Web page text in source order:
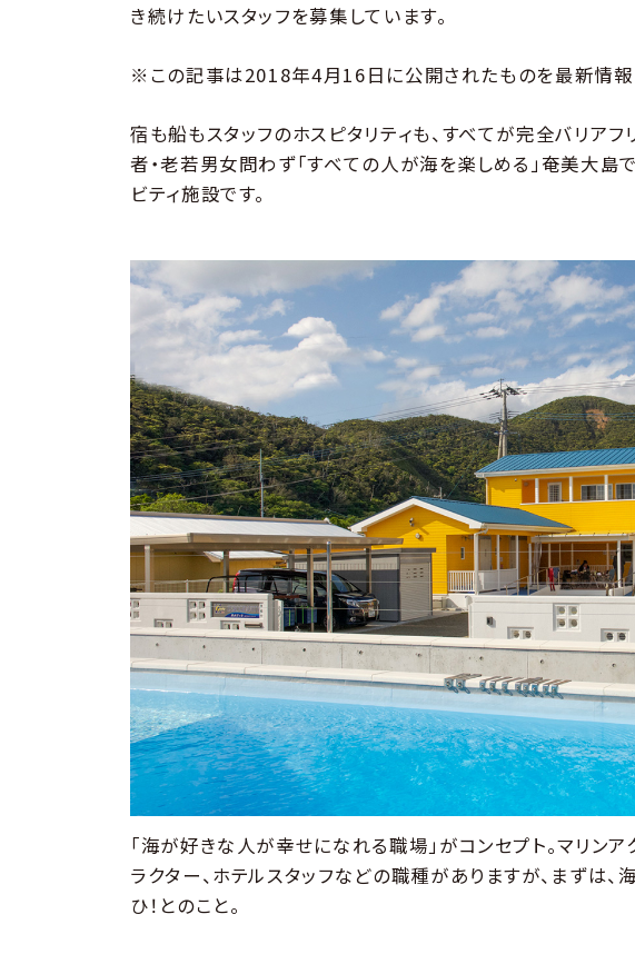
き続けたいスタッフを募集しています。
※この記事は2018年4月16日に公開されたものを最新情報
宿も船もスタッフのホスピタリティも、すべてが完全バリアフ
者・老若男女問わず「すべての人が海を楽しめる」奄美大島
ビティ施設です。
「海が好きな人が幸せになれる職場」がコンセプト。マリンア
ラクター、ホテルスタッフなどの職種がありますが、まずは
ひ！とのこと。